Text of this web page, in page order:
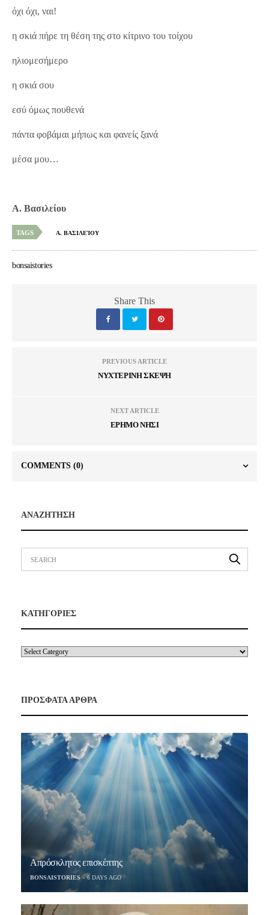
όχι όχι, ναι!
η σκιά πήρε τη θέση της στο κίτρινο του τοίχου
ηλιομεσήμερο
η σκιά σου
εσύ όμως πουθενά
πάντα φοβάμαι μήπως και φανείς ξανά
μέσα μου…
Α. Βασιλείου
TAGS Α. ΒΑΣΙΛΕΊΟΥ
bonsaistories
Share This
PREVIOUS ARTICLE
ΝΥΧΤΕΡΙΝΗ ΣΚΕΨΗ
NEXT ARTICLE
ΕΡΗΜΟ ΝΗΣΙ
COMMENTS (0)
ΑΝΑΖΗΤΗΣΗ
ΚΑΤΗΓΟΡΙΕΣ
ΠΡΟΣΦΑΤΑ ΑΡΘΡΑ
Απρόσκλητος επισκέπτης
BONSAISTORIES 6 DAYS AGO